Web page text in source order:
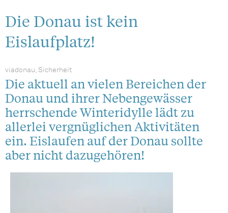
Die Donau ist kein
Eislaufplatz!
viadonau, Sicherheit
Die aktuell an vielen Bereichen der
Donau und ihrer Nebengewässer
herrschende Winteridylle lädt zu
allerlei vergnüglichen Aktivitäten
ein. Eislaufen auf der Donau sollte
aber nicht dazugehören!